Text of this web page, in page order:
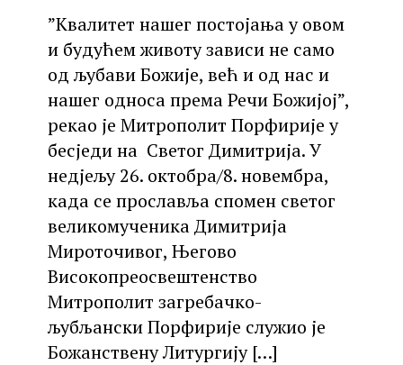
”Квалитет нашег постојања у овом
и будућем животу зависи не само
од љубави Божије, већ и од нас и
нашег односа према Речи Божијој”,
рекао је Митрополит Порфирије у
бесједи на Светог Димитрија. У
недјељу 26. октобра/8. новембра,
када се прославља спомен светог
великомученика Димитрија
Мироточивог, Његово
Високопреосвештенство
Митрополит загребачко-
љубљански Порфирије служио је
Божанствену Литургију[…]